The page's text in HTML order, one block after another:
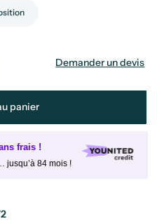
Demander un devis
panier
frais !
jusqu’à 84 mois !